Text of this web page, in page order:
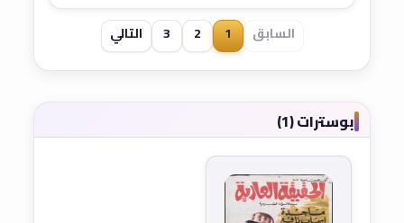
السابق 1
2
3 التالي
بوسترات (1)